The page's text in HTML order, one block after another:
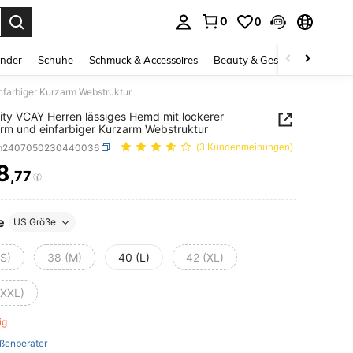
0 0
Schuhe Schmuck & Accessoires Beauty & Gesundheit
Kurzarm Webstruktur
VCAY Herren lässiges Hemd mit lockerer
und einfarbiger Kurzarm Webstruktur
(3 Kundenmeinungen)
AND AVAILABILITY
,77
US Größe
38 (M) 40 (L) 42 (XL)